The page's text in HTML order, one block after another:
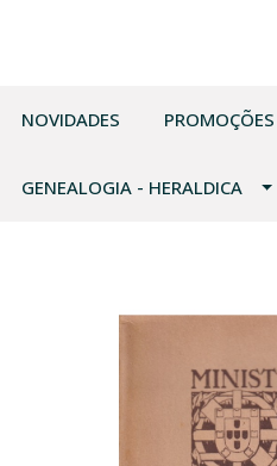
NOVIDADES PROMOÇÕES
GENEALOGIA - HERALDICA